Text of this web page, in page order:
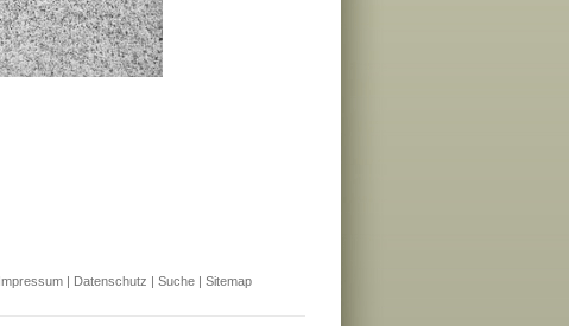
Impressum| Datenschutz Suche| Sitemap